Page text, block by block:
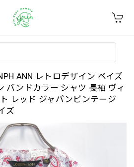
ANN レトロデザイン ペイズ
バンドカラー シャツ 長袖 ヴィ
レッド ジャパンビンテージ
ズ